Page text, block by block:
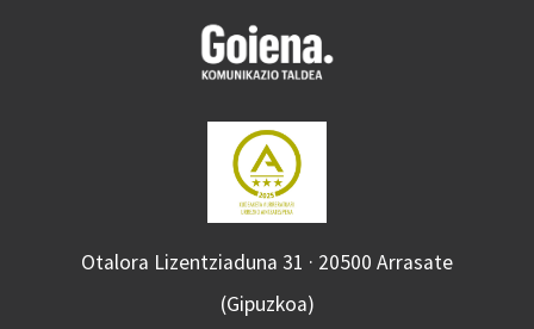
Otalora Lizentziaduna 31 · 20500 Arrasate
(Gipuzkoa)